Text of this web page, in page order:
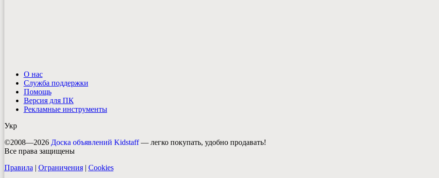
О нас
Служба поддержки
Помощь
Версия для ПК
Рекламные инструменты
Укр
©2008—2026 Доска объявлений Kidstaff— легко покупать, удобно продавать!
Все права защищены
Правила | Ограничения| Cookies